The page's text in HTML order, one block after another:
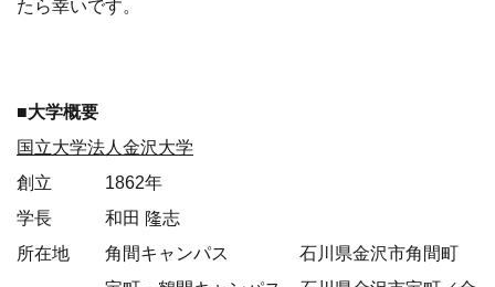
沢市小立野
■クラウドサービス詳細
「CareeTern（キャリターン）」は、新卒、社会人、主
婦、シニアでも、年齢や性別を問わず誰でもいつでも申し